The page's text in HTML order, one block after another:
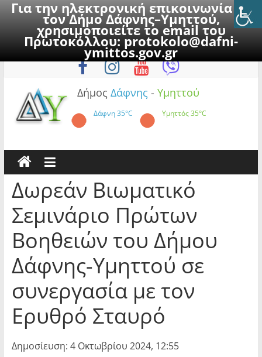
Για την ηλεκτρονική επικοινωνία με
τον Δήμο Δάφνης–Υμηττού,
χρησιμοποιείτε το email του
Πρωτοκόλλου:protokolo@dafni-
ymittos.gov.gr
to
Σάββατο, 8 Αυγούστου 2026
Δήμος Δάφνης - Υμηττού
Δάφνη35°C Υμηττός35°C
Δωρεάν Βιωματικό
Σεμινάριο Πρώτων
Βοηθειών του Δήμου
Δάφνης-Υμηττού σε
συνεργασία με τον
Ερυθρό Σταυρό
Δημοσίευση: 4 Οκτωβρίου 2024, 12:55